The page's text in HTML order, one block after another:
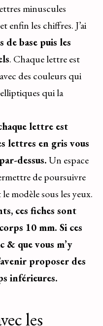
minuscules
enfin les chiffres. J’ai
de base puis les
. Chaque lettre est
des couleurs qui
qui la
lettre est
lettres en gris vous
dessus.Un espace
de poursuivre
modèle sous les yeux.
ces fiches sont
10 mm. Si ces
que vous m’y
proposer des
inférieures.
les